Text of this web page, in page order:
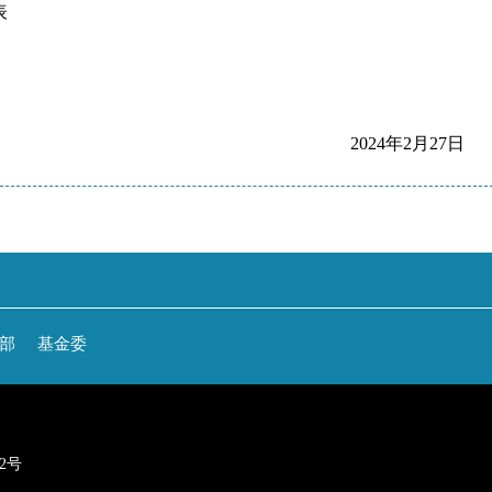
学籍注册汇总表
2024年2月27日
基金委
号